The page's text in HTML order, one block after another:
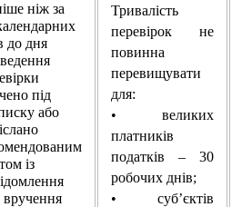
ніж за
до дня
під
або
із
вручення
Тривалість
перевірок не
повинна
перевищувати
для:
• великих
платників
податків – 30
робочих днів;
• суб’єктів